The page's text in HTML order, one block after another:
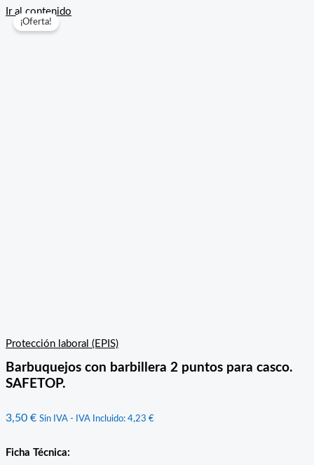
Ir al contenido
Protección laboral (EPIS)
Barbuquejos con barbillera 2 puntos para casco.
SAFETOP.
3,50 € Sin IVA - IVA Incluido: 4,23 €
Ficha Técnica:
¡Oferta!